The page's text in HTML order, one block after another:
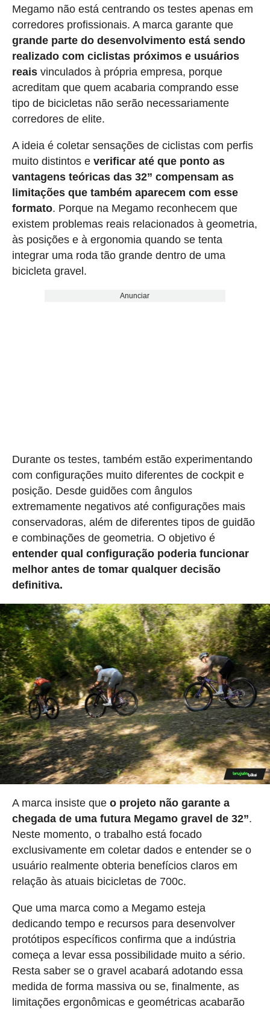
Megamo não está centrando os testes apenas em
corredores profissionais. A marca garante que
grande parte do desenvolvimento está sendo
realizado com ciclistas próximos e usuários
reaisvinculados à própria empresa, porque
acreditam que quem acabaria comprando esse
tipo de bicicletas não serão necessariamente
corredores de elite.
A ideia é coletar sensações de ciclistas com perfis
muito distintos e verificar até que ponto as
vantagens teóricas das 32” compensam as
limitações que também aparecem com esse
formato. Porque na Megamo reconhecem que
existem problemas reais relacionados à geometria,
às posições e à ergonomia quando se tenta
integrar uma roda tão grande dentro de uma
bicicleta gravel.
Anunciar
Durante os testes, também estão experimentando
com configurações muito diferentes de cockpit e
posição. Desde guidões com ângulos
extremamente negativos até configurações mais
conservadoras, além de diferentes tipos de guidão
e combinações de geometria. O objetivo é
entender qual configuração poderia funcionar
melhor antes de tomar qualquer decisão
definitiva.
A marca insiste que o projeto não garante a
chegada de uma futura Megamo gravel de 32”.
Neste momento, o trabalho está focado
exclusivamente em coletar dados e entender se o
usuário realmente obteria benefícios claros em
relação às atuais bicicletas de 700c.
Que uma marca como a Megamo esteja
dedicando tempo e recursos para desenvolver
protótipos específicos confirma que a indústria
começa a levar essa possibilidade muito a sério.
Resta saber se o gravel acabará adotando essa
medida de forma massiva ou se, finalmente, as
limitações ergonômicas e geométricas acabarão